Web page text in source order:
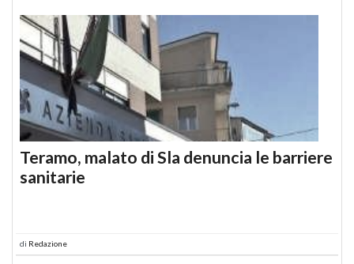
Teramo, malato di Sla denuncia le barriere
sanitarie
di Redazione